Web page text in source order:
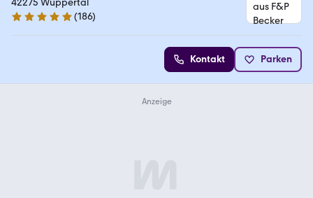
4.9 Sterne
(186)
Kontakt Parken